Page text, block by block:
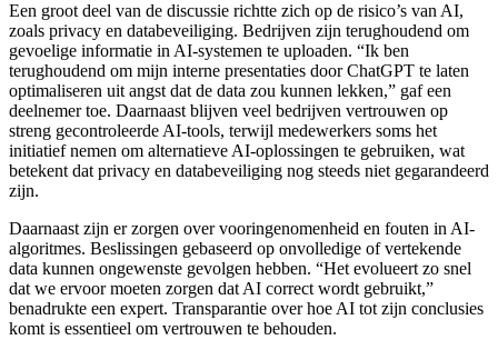
Een groot deel van de discussie richtte zich op de risico’s van AI,
zoals privacy en databeveiliging. Bedrijven zijn terughoudend om
gevoelige informatie in AI-systemen te uploaden. “Ik ben
terughoudend om mijn interne presentaties door ChatGPT te laten
optimaliseren uit angst dat de data zou kunnen lekken,” gaf een
deelnemer toe. Daarnaast blijven veel bedrijven vertrouwen op
streng gecontroleerde AI-tools, terwijl medewerkers soms het
initiatief nemen om alternatieve AI-oplossingen te gebruiken, wat
betekent dat privacy en databeveiliging nog steeds niet gegarandeerd
zijn.
Daarnaast zijn er zorgen over vooringenomenheid en fouten in AI-
algoritmes. Beslissingen gebaseerd op onvolledige of vertekende
data kunnen ongewenste gevolgen hebben. “Het evolueert zo snel
dat we ervoor moeten zorgen dat AI correct wordt gebruikt,”
benadrukte een expert. Transparantie over hoe AI tot zijn conclusies
komt is essentieel om vertrouwen te behouden.